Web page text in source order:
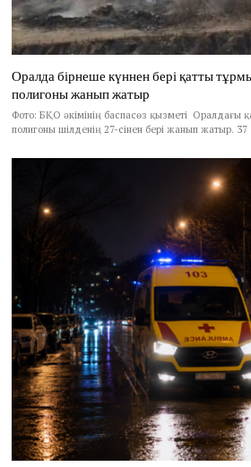
Оралда бірнеше күннен бері қатты
полигоны жанып жатыр
Фото: БҚО әкімінің баспасөз қызметі Оралдағы
полигоны шілденің 27-сінен бері жанып жатыр. 37